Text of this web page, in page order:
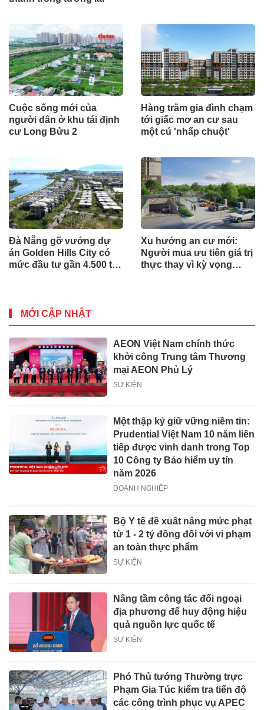
Cuộc sống mới của
người dân ở khu tái định
cư Long Bửu 2
Hàng trăm gia đình chạm
tới giấc mơ an cư sau
một cú 'nhấp chuột'
Đà Nẵng gỡ vướng dự
án Golden Hills City có
mức đầu tư gần 4.500 tỷ
Xu hướng an cư mới:
Người mua ưu tiên giá trị
thực thay vì kỳ vọng
MỚI CẬP NHẬT
AEON Việt Nam chính thức
khởi công Trung tâm Thương
mại AEON Phủ Lý
SỰ KIỆN
Một thập kỷ giữ vững niềm tin:
Prudential Việt Nam 10 năm liên
tiếp được vinh danh trong Top
10 Công ty Bảo hiểm uy tín
năm 2026
DOANH NGHIỆP
Bộ Y tế đề xuất nâng mức phạt
từ 1 - 2 tỷ đồng đối với vi phạm
an toàn thực phẩm
SỰ KIỆN
Nâng tầm công tác đối ngoại
địa phương để huy động hiệu
quả nguồn lực quốc tế
SỰ KIỆN
Phó Thủ tướng Thường trực
Phạm Gia Túc kiểm tra tiến độ
các công trình phục vụ APEC